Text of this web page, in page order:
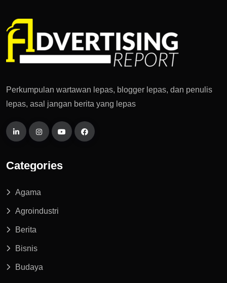
Perkumpulan wartawan lepas, blogger lepas, dan penulis
lepas, asal jangan berita yang lepas
Categories
Agama
Agroindustri
Berita
Bisnis
Budaya